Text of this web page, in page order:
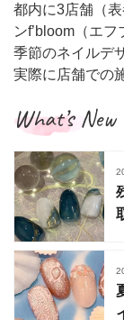
都内に3店舗（
ンf’bloom（エ
季節のネイルデ
実際に店舗での
What’s New